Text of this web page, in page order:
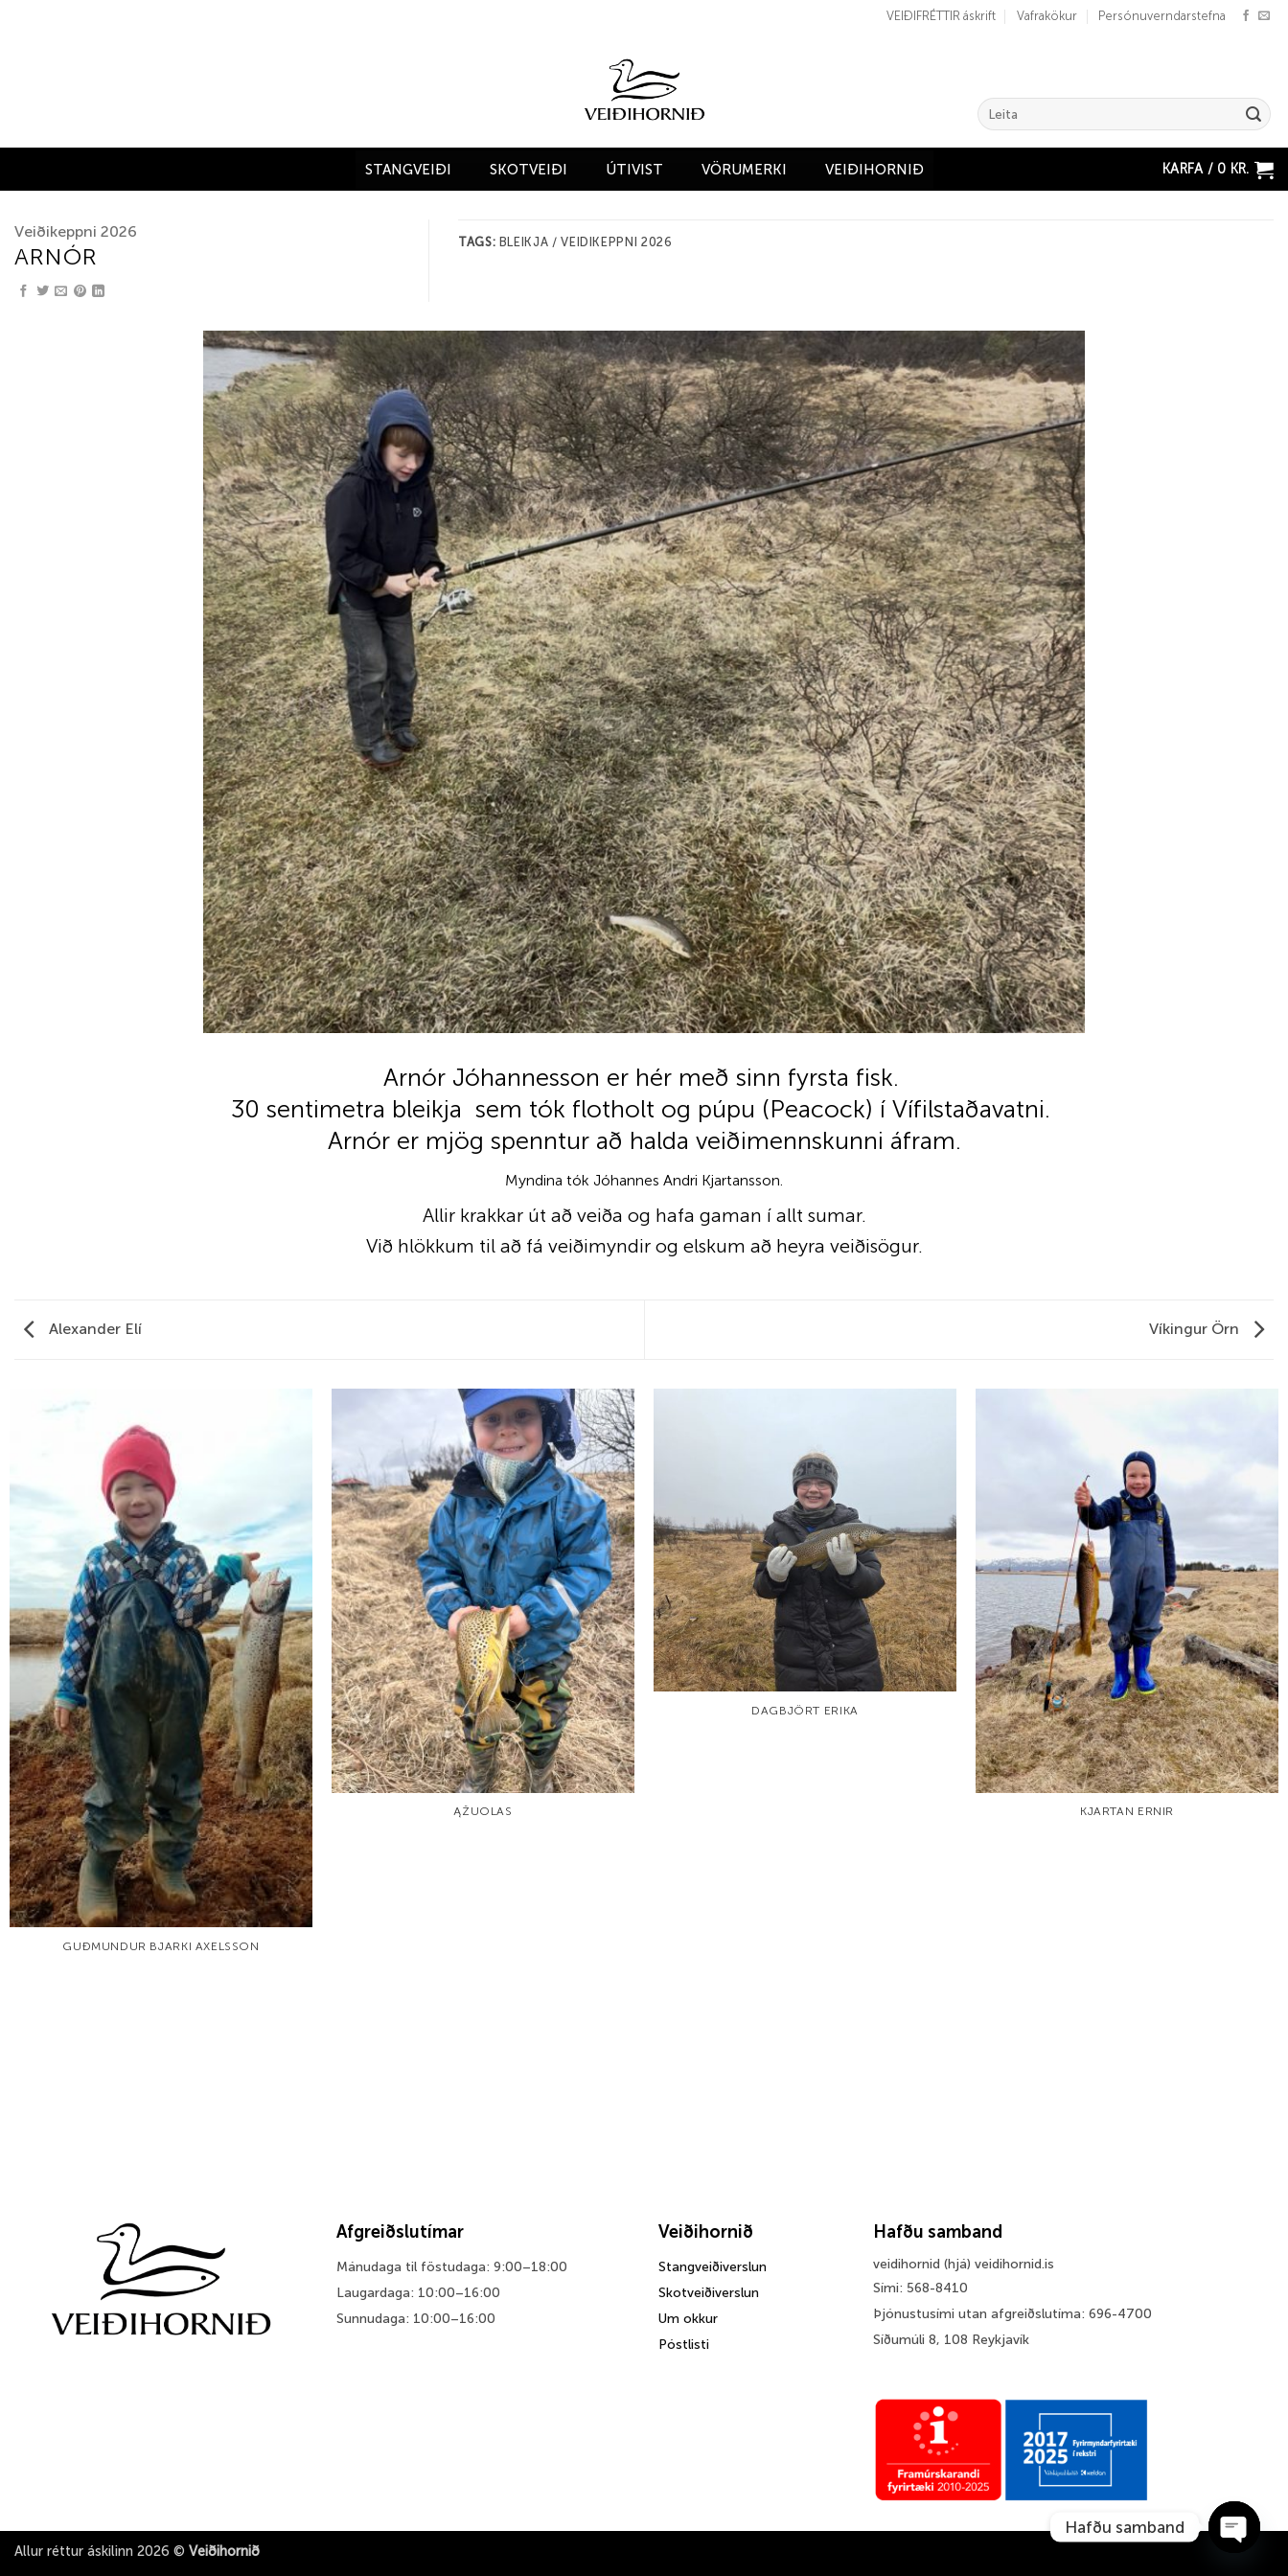
VEIÐIFRÉTTIR áskrift Vafrakökur Persónuverndarstefna
Search
for:
STANGVEIÐI SKOTVEIÐI ÚTIVIST VÖRUMERKI VEIÐIHORNIÐ KARFA / 0 KR.
Veiðikeppni 2026
ARNÓR
TAGS: BLEIKJA / VEIDIKEPPNI 2026
Arnór Jóhannesson er hér með sinn fyrsta fisk.
30 sentimetra bleikja sem tók flotholt og púpu (Peacock) í Vífilstaðavatni.
Arnór er mjög spenntur að halda veiðimennskunni áfram.
Myndina tók Jóhannes Andri Kjartansson.
Allir krakkar út að veiða og hafa gaman í allt sumar.
Við hlökkum til að fá veiðimyndir og elskum að heyra veiðisögur.
Alexander Elí Víkingur Örn
GUÐMUNDUR BJARKI AXELSSON
ĄŽUOLAS
DAGBJÖRT ERIKA
KJARTAN ERNIR
Afgreiðslutímar
Mánudaga til föstudaga: 9:00–18:00
Laugardaga: 10:00–16:00
Sunnudaga: 10:00–16:00
Veiðihornið
Stangveiðiverslun
Skotveiðiverslun
Um okkur
Póstlisti
Hafðu samband
veidihornid (hjá) veidihornid.is
Sími: 568-8410
Þjónustusími utan afgreiðslutíma: 696-4700
Síðumúli 8, 108 Reykjavík
Allur réttur áskilinn 2026 © Veiðihornið
Hafðu samband